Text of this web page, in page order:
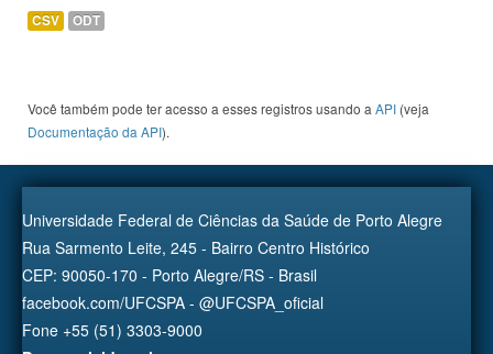
CSV ODT
Você também pode ter acesso a esses registros usando a API (veja
Documentação da API).
Universidade Federal de Ciências da Saúde de Porto Alegre
Rua Sarmento Leite, 245 - Bairro Centro Histórico
CEP: 90050-170 - Porto Alegre/RS - Brasil
facebook.com/UFCSPA - @UFCSPA_oficial
Fone +55 (51) 3303-9000